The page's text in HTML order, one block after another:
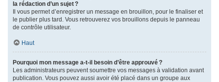
la rédaction d’un sujet ?
Il vous permet d’enregistrer un message en brouillon, pour le finaliser et
le publier plus tard. Vous retrouverez vos brouillons depuis le panneau
de contrôle utilisateur.
Haut
Pourquoi mon message a-t-il besoin d’être approuvé ?
Les administrateurs peuvent soumettre vos messages à validation avant
publication. Vous pouvez aussi avoir été placé dans un groupe aux